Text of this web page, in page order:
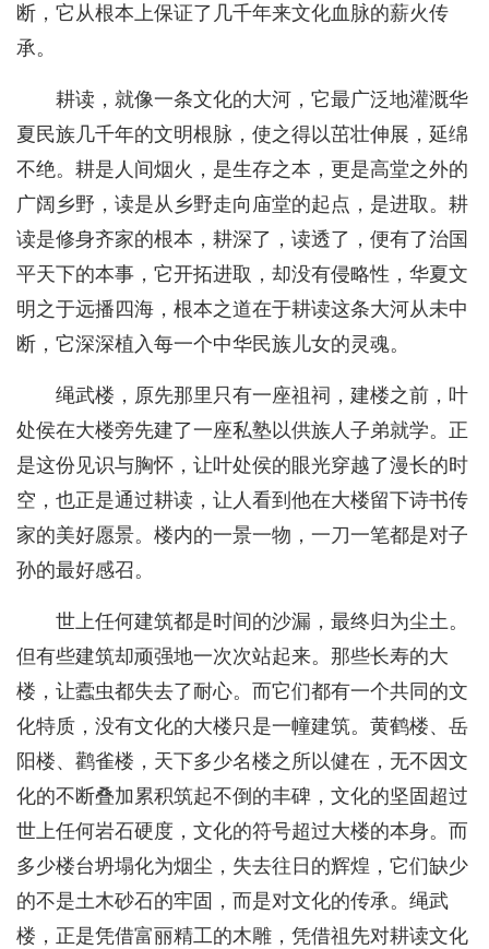
断，它从根本上保证了几千年来文化血脉的薪火传
承。
耕读，就像一条文化的大河，它最广泛地灌溉华
夏民族几千年的文明根脉，使之得以茁壮伸展，延绵
不绝。耕是人间烟火，是生存之本，更是高堂之外的
广阔乡野，读是从乡野走向庙堂的起点，是进取。耕
读是修身齐家的根本，耕深了，读透了，便有了治国
平天下的本事，它开拓进取，却没有侵略性，华夏文
明之于远播四海，根本之道在于耕读这条大河从未中
断，它深深植入每一个中华民族儿女的灵魂。
绳武楼，原先那里只有一座祖祠，建楼之前，叶
处侯在大楼旁先建了一座私塾以供族人子弟就学。正
是这份见识与胸怀，让叶处侯的眼光穿越了漫长的时
空，也正是通过耕读，让人看到他在大楼留下诗书传
家的美好愿景。楼内的一景一物，一刀一笔都是对子
孙的最好感召。
世上任何建筑都是时间的沙漏，最终归为尘土。
但有些建筑却顽强地一次次站起来。那些长寿的大
楼，让蠹虫都失去了耐心。而它们都有一个共同的文
化特质，没有文化的大楼只是一幢建筑。黄鹤楼、岳
阳楼、鹳雀楼，天下多少名楼之所以健在，无不因文
化的不断叠加累积筑起不倒的丰碑，文化的坚固超过
世上任何岩石硬度，文化的符号超过大楼的本身。而
多少楼台坍塌化为烟尘，失去往日的辉煌，它们缺少
的不是土木砂石的牢固，而是对文化的传承。绳武
楼，正是凭借富丽精工的木雕，凭借祖先对耕读文化